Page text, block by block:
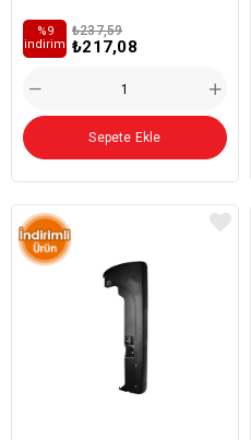
₺217,08
₺237,59
%9
i̇ndirim
Sepete Ekle